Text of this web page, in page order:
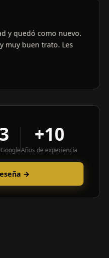
y quedó como nuevo.
muy buen trato. Les
+10
Años de experiencia
→